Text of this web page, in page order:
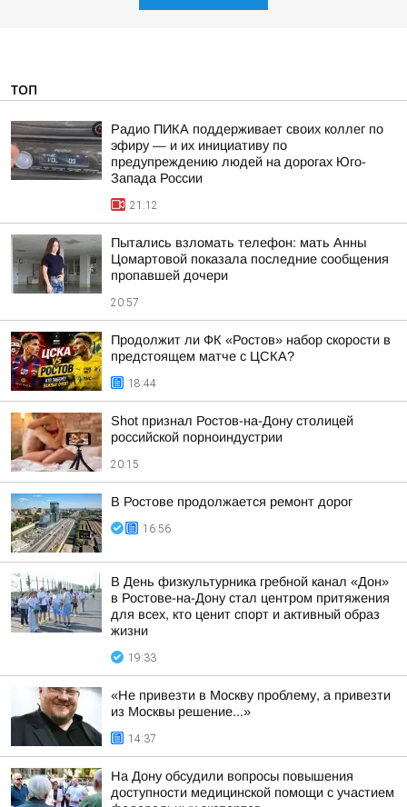
ТОП
Радио ПИКА поддерживает своих коллег по
эфиру — и их инициативу по
предупреждению людей на дорогах Юго-
Запада России
21:12
Пытались взломать телефон: мать Анны
Цомартовой показала последние сообщения
пропавшей дочери
20:57
Продолжит ли ФК «Ростов» набор скорости в
предстоящем матче с ЦСКА?
18:44
Shot признал Ростов-на-Дону столицей
российской порноиндустрии
20:15
В Ростове продолжается ремонт дорог
16:56
В День физкультурника гребной канал «Дон»
в Ростове-на-Дону стал центром притяжения
для всех, кто ценит спорт и активный образ
жизни
19:33
«Не привезти в Москву проблему, а привезти
из Москвы решение...»
14:37
На Дону обсудили вопросы повышения
доступности медицинской помощи с участием